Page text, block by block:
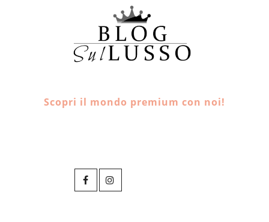
Scopri il mondo premium con noi!